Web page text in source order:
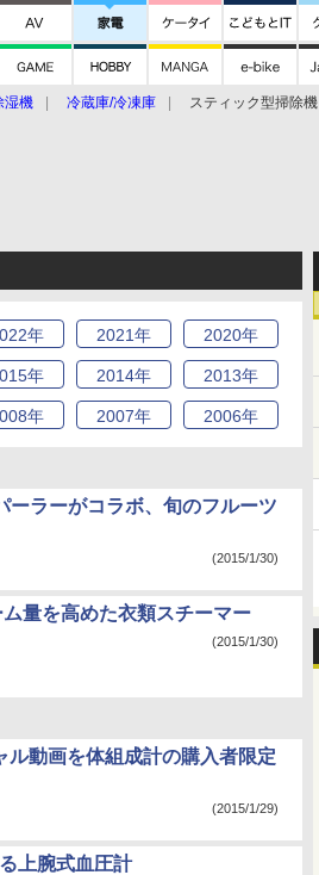
湿機 冷蔵庫/冷凍庫 スティック型掃除機
年 2021年 2020年
年 2014年 2013年
年 2007年 2006年
ーラーがコラボ、旬のフルーツ
(2015/1/30)
量を高めた衣類スチーマー
(2015/1/30)
動画を体組成計の購入者限定
(2015/1/29)
上腕式血圧計